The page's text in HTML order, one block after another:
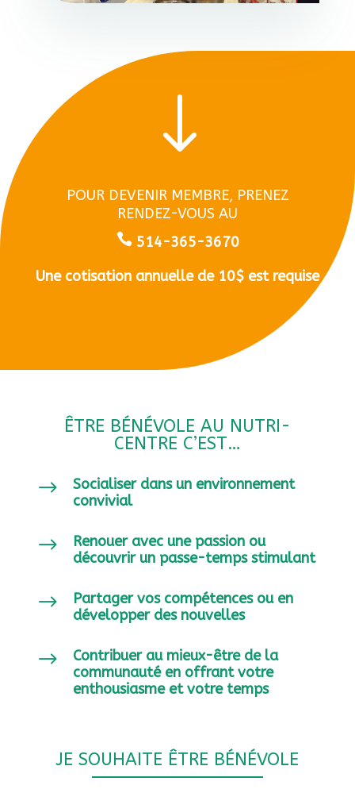
"
POUR DEVENIR MEMBRE, PRENEZ
RENDEZ-VOUS AU
514-365-3670
Une cotisation annuelle de 10$ est requise
ÊTRE BÉNÉVOLE AU NUTRI-
CENTRE C’EST…
$
Socialiser dans un environnement
convivial
$
Renouer avec une passion ou
découvrir un passe-temps stimulant
$
Partager vos compétences ou en
développer des nouvelles
$
Contribuer au mieux-être de la
communauté en offrant votre
enthousiasme et votre temps
JE SOUHAITE ÊTRE BÉNÉVOLE